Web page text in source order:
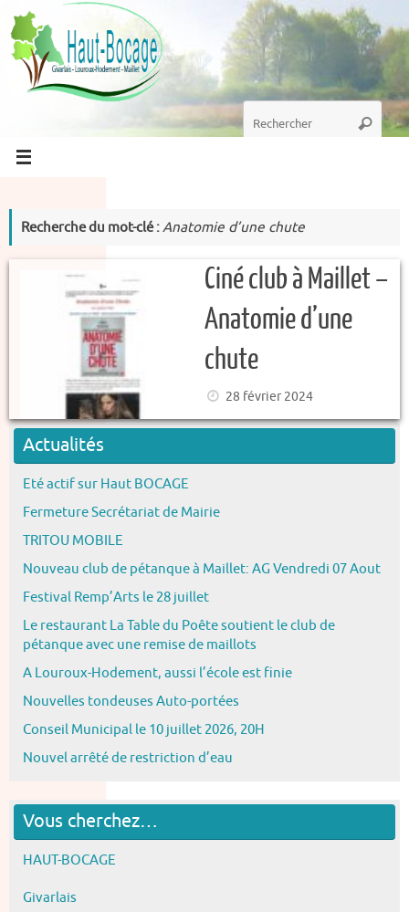
Passer
au
contenu
Recherche
pour
Recherche du mot-clé :Anatomie d’une chute
Ciné club à Maillet –
Anatomie d’une
chute
28 février 2024
Actualités
Eté actif sur Haut BOCAGE
Fermeture Secrétariat de Mairie
TRITOU MOBILE
Nouveau club de pétanque à Maillet: AG Vendredi 07 Aout
Festival Remp’Arts le 28 juillet
Le restaurant La Table du Poête soutient le club de
pétanque avec une remise de maillots
A Louroux-Hodement, aussi l’école est finie
Nouvelles tondeuses Auto-portées
Conseil Municipal le 10 juillet 2026, 20H
Nouvel arrêté de restriction d’eau
Vous cherchez…
HAUT-BOCAGE
Givarlais